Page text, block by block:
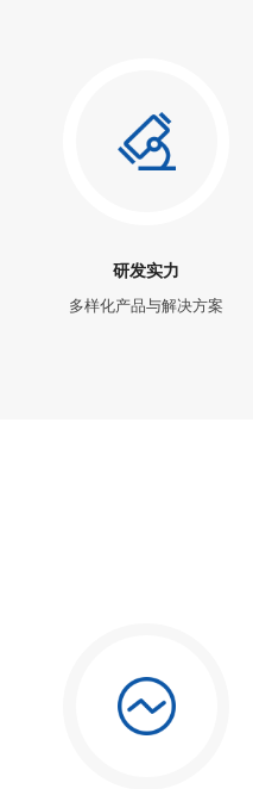
研发实力
多样化产品与解决方案